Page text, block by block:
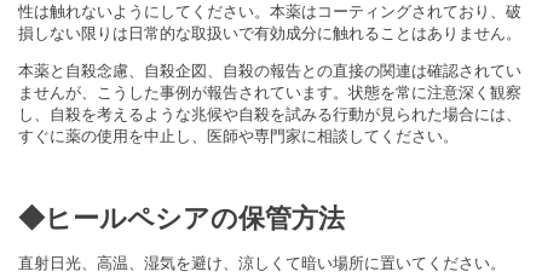
性は触れないようにしてください。本薬はコーティングされており、破
損しない限りは日常的な取扱いで有効成分に触れることはありません。
本薬と自殺念慮、自殺企図、自殺の報告との直接の関連は確認されてい
ませんが、こうした事例が報告されています。状態を常に注意深く観察
し、自殺を考えるような兆候や自殺を試みる行動が見られた場合には、
すぐに薬の使用を中止し、医師や専門家に相談してください。
◆ヒールペシアの保管方法
直射日光、高温、湿気を避け、涼しくて暗い場所に置いてください。